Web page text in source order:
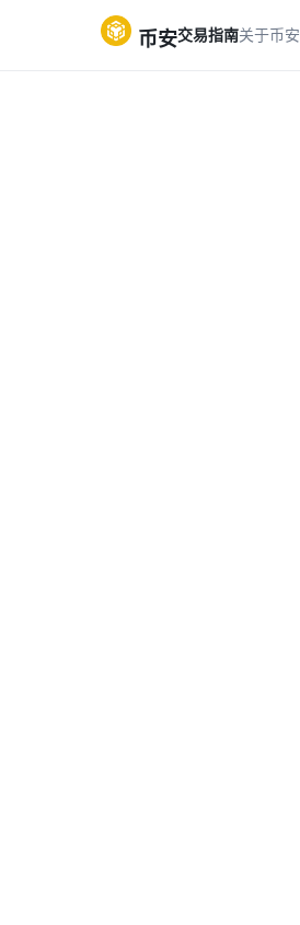
币安交易指南关于币安